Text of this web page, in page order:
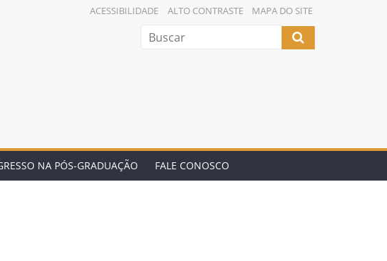
ACESSIBILIDADE ALTO CONTRASTE MAPA DO SITE
NA PÓS-GRADUAÇÃO FALE CONOSCO